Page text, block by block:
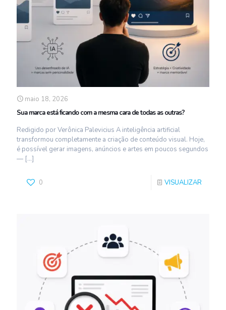
maio 18, 2026
Sua marca está ficando com a mesma cara de todas as outras?
Redigido por Verônica Palevicius A inteligência artificial
transformou completamente a criação de conteúdo visual. Hoje,
é possível gerar imagens, anúncios e artes em poucos segundos
— […]
0 VISUALIZAR